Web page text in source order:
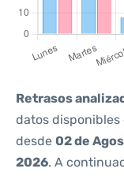
Retrasos
datos disponibles
desde 02 de
2026. A